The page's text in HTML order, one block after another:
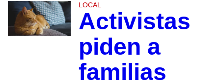
LOCAL
Activistas
piden a
familias